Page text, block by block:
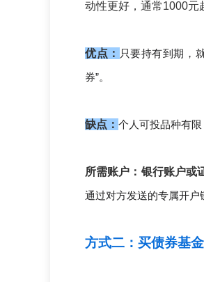
动性更好，通常1000元
优点： 只要持有到期，
券”。
缺点： 个人可投品种有
所需账户：银行账户或
通过对方发送的专属开
方式二：买债券基金